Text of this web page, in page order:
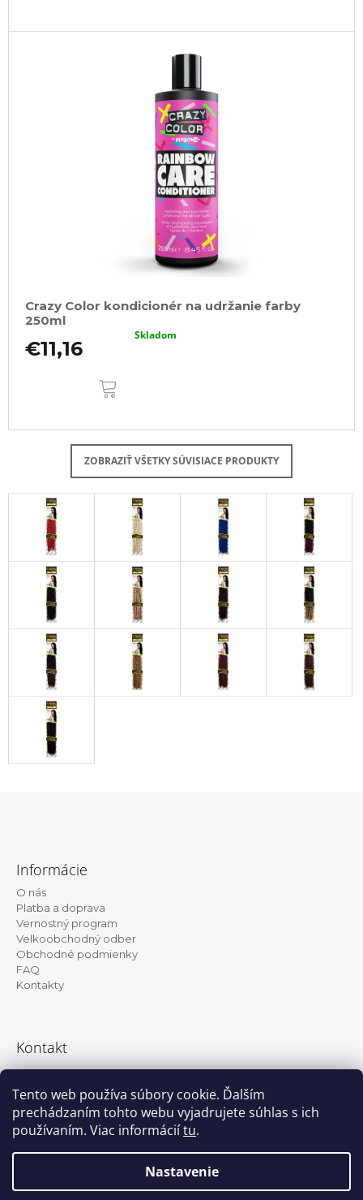
Tento web používa súbory cookie. Ďalším
prechádzaním tohto webu vyjadrujete súhlas s ich
používaním. Viac informáciítu.
Nastavenie
Crazy Color kondicionér na udržanie farby
250ml
€11,16
Skladom
ZOBRAZIŤ VŠETKY SÚVISIACE PRODUKTY
Informácie
O nás
Platba a doprava
Vernostný program
Velkoobchodný odber
Obchodné podmienky
FAQ
Kontakty
Kontakt